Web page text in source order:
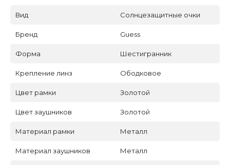
Вид Солнцезащитные очки
Бренд Guess
Форма Шестигранник
Крепление линз Ободковое
Цвет рамки Золотой
Цвет заушников Золотой
Материал рамки Металл
Материал заушников Металл